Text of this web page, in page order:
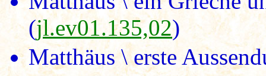
(jl.ev01.135,02)
Matthäus \ erste